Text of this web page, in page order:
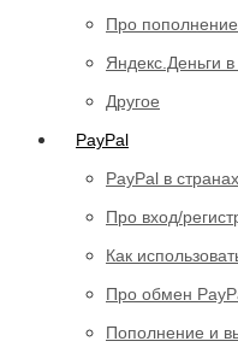
Про
Яндекс.Деньги
Другое
PayPal
PayPal в
Про вход/
Как
Про обмен
Пополнение и